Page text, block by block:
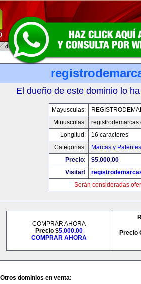
El dueño de este dominio lo
Mayusculas:
Minusculas:
Longitud:
16 caracteres
Categorias:
Marcas y Patentes
Precio:
$5,000.00
Visitar!
Serán consideradas
COMPRAR AHORA
Precio $5,000.00
COMPRAR AHORA
Precio
Otros dominios en venta: